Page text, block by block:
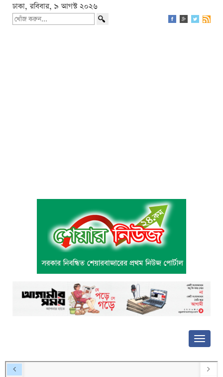
ঢাকা, রবিবার, ৯ আগস্ট ২০২৬